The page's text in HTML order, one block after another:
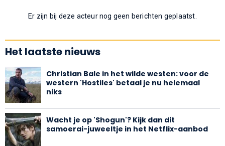
Er zijn bij deze acteur nog geen berichten geplaatst.
Het laatste nieuws
Christian Bale in het wilde westen: voor de
western 'Hostiles' betaal je nu helemaal
niks
Wacht je op 'Shogun'? Kijk dan dit
samoerai-juweeltje in het Netflix-aanbod